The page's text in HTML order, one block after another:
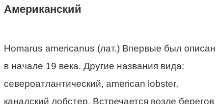
Американский
Homarus americanus (лат.) Впервые был описан
в начале 19 века. Другие названия вида:
североатлантический, american lobster,
канадский лобстер. Встречается возле берегов